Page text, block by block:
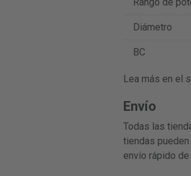
Diámetro
BC
Lea más en el
Envío
Todas las
tiendas
envío rápido